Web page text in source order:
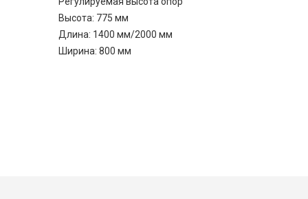
Высота: 775 мм
Длина: 1400 мм/2000 мм
Ширина: 800 мм